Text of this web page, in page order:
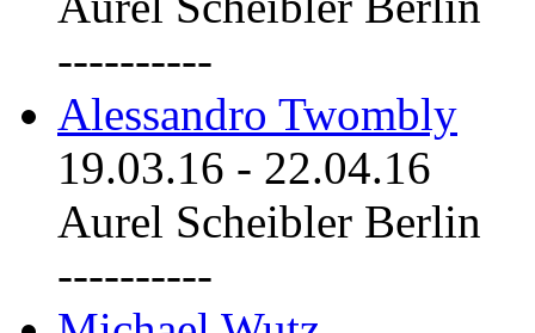
----------
Alessandro Twombly
19.03.16 - 22.04.16
Aurel Scheibler Berlin
----------